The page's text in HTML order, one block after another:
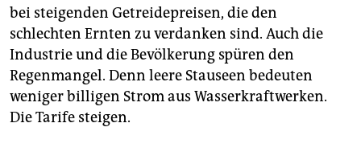
bei steigenden Getreidepreisen, die den
schlechten Ernten zu verdanken sind. Auch die
Industrie und die Bevölkerung spüren den
Regenmangel. Denn leere Stauseen bedeuten
weniger billigen Strom aus Wasserkraftwerken.
Die Tarife steigen.